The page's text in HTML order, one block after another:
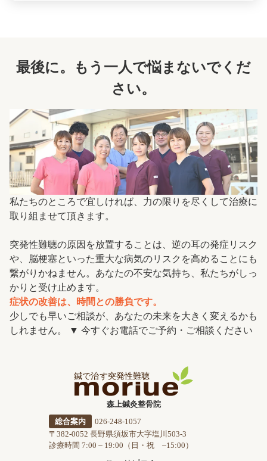
最後に。もう一人で悩まないでくだ
さい。
私たちのところで宜しければ、力の限りを尽くして治療に
取り組ませて頂きます。
突発性難聴の原因を放置することは、逆の耳の発症リスク
や、脳梗塞といった重大な病気のリスクを高めることにも
繋がりかねません。あなたの不安な気持ち、私たちがしっ
かりと受け止めます。
症状の改善は、時間との勝負です。
少しでも早いご相談が、あなたの未来を大きく変えるかも
しれません。 ▼ 今すぐお電話でご予約・ご相談ください
森上鍼灸整骨院
総合案内
026-248-1057
〒382-0052 長野県須坂市大字塩川503-3
診療時間 7:00 ~ 19:00（日・祝 ~15:00）